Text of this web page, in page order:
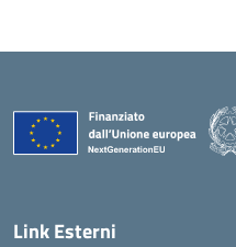
Link Esterni